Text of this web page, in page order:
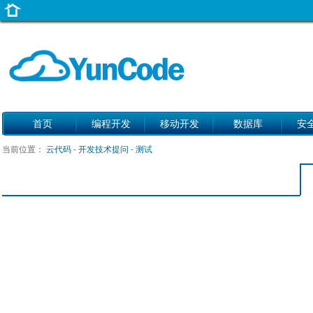
首页 编程开发 移动开发 数据库 安
当前位置： 云代码 - 开发技术提问 - 测试